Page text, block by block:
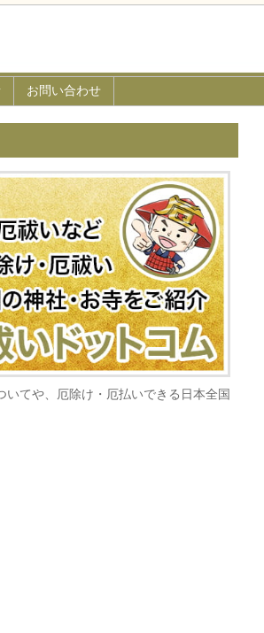
いてや、厄除け・厄払いできる日本全国
お問い合わせ